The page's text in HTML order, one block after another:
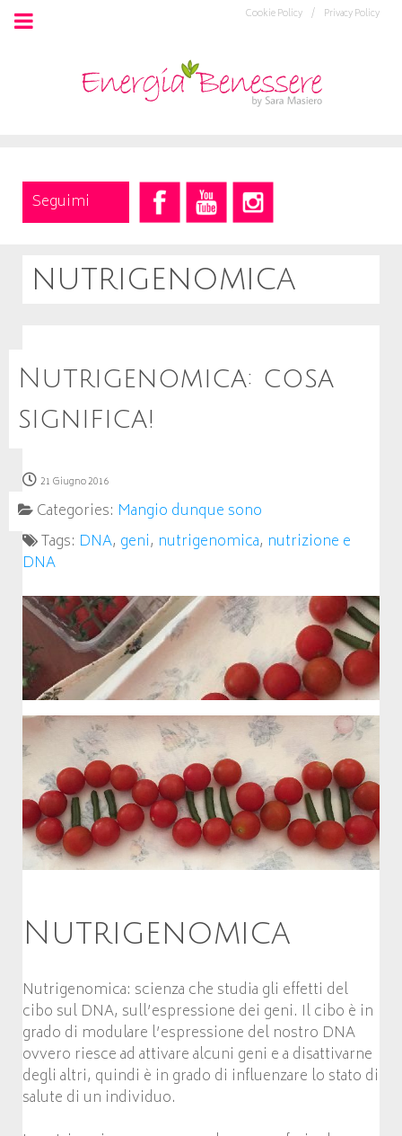
Privacy Policy
Cookie Policy /
Seguimi
nutrigenomica
Nutrigenomica: cosa
significa!
21 Giugno 2016
Categories: Mangio dunque sono
Tags: DNA, geni, nutrigenomica, nutrizione e
DNA
Nutrigenomica
Nutrigenomica: scienza che studia gli effetti del
cibo sul DNA, sull’espressione dei geni. Il cibo è in
grado di modulare l’espressione del nostro DNA
ovvero riesce ad attivare alcuni geni e a disattivarne
degli altri, quindi è in grado di influenzare lo stato di
salute di un individuo.